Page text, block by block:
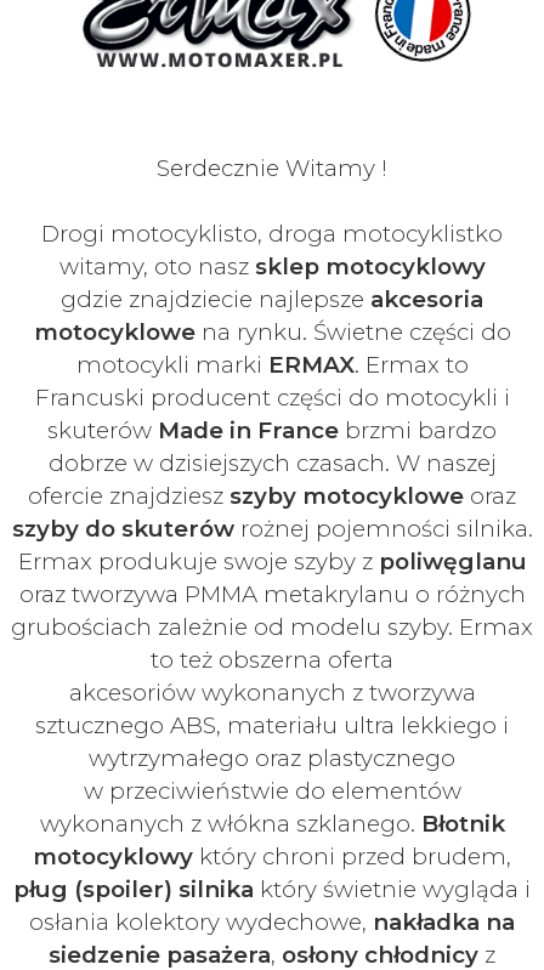
Serdecznie Witamy !
Drogi motocyklisto, droga motocyklistko
witamy, oto nasz sklep motocyklowy
gdzie znajdziecie najlepsze akcesoria
motocyklowena rynku. Świetne części do
motocykli marki ERMAX. Ermax to
Francuski producent części do motocykli i
skuterów Made in France brzmi bardzo
dobrze w dzisiejszych czasach. W naszej
ofercie znajdziesz szyby motocyklowe oraz
szyby do skuterówrożnej pojemności silnika.
Ermax produkuje swoje szyby z poliwęglanu
oraz tworzywa PMMA metakrylanu o różnych
grubościach zależnie od modelu szyby. Ermax
to też obszerna oferta
akcesoriów wykonanych z tworzywa
sztucznego ABS, materiału ultra lekkiego i
wytrzymałego oraz plastycznego
w przeciwieństwie do elementów
wykonanych z włókna szklanego. Błotnik
motocyklowy który chroni przed brudem,
pług (spoiler) silnika który świetnie wygląda i
osłania kolektory wydechowe, nakładka na
siedzenie pasażera, osłony chłodnicy z